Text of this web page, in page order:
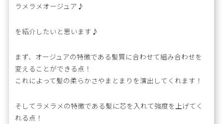
ラメラメオージュア♪
を紹介したいと思います♪
まず、オージュアの特徴である髪質に合わせて組み合わせを
変えることができる点！
これによって髪の柔らかさやまとまりを演出してくれます！
そしてラメラメの特徴である髪に芯を入れて強度を上げてく
れる点！